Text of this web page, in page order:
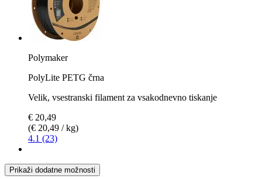
Polymaker
PolyLite PETG črna
Velik, vsestranski filament za vsakodnevno tiskanje
€ 20,49
(€ 20,49 / kg)
4.1 (23)
Prikaži dodatne možnosti